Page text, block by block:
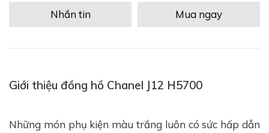
Nhắn tin Mua ngay
Giới thiệu đồng hồ Chanel J12 H5700
Những món phụ kiện màu trắng luôn có sức hấp dẫn